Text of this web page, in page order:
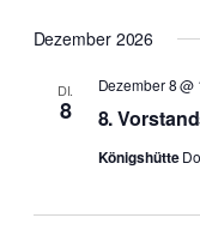
Dezember 2026
DI.
8 8.
Dezember 8 @
Königshütte